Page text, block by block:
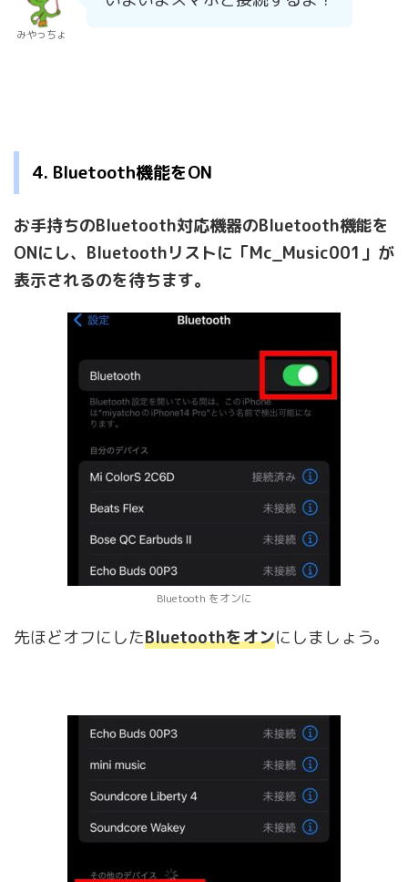
みやっちょ
4. Bluetooth機能をON
お手持ちのBluetooth対応機器のBluetooth機能を
ONにし、Bluetoothリストに「Mc_Music001」が
表示されるのを待ちます。
Bluetooth をオンに
先ほどオフにしたBluetoothをオンにしましょう。